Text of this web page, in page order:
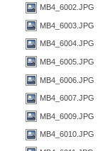
MB4_6002.JPG
MB4_6003.JPG
MB4_6004.JPG
MB4_6005.JPG
MB4_6006.JPG
MB4_6007.JPG
MB4_6009.JPG
MB4_6010.JPG